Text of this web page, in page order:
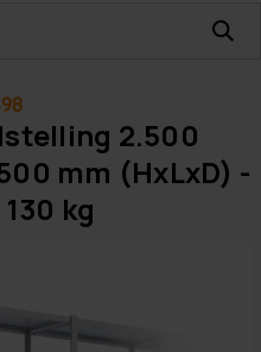
2.500
mm (HxLxD) -
kg